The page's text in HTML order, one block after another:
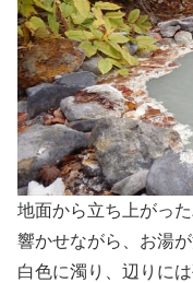
地面から立ち上がっ
響かせながら、お湯
白色に濁り、辺りに